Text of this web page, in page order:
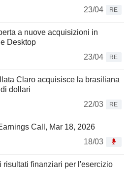
23/04
RE
a nuove acquisizioni in
Desktop
23/04
RE
Claro acquisisce la brasiliana
dollari
22/03
RE
Call, Mar 18, 2026
18/03
risultati finanziari per l'esercizio